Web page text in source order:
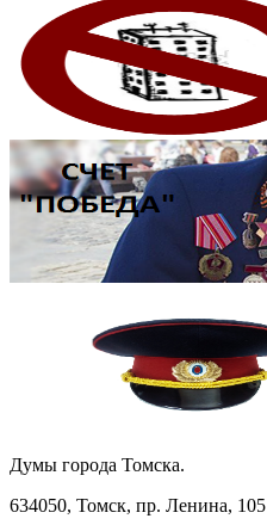
Думы города Томска.
634050, Томск, пр. Ленина, 105